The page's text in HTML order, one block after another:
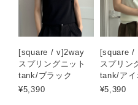
[square / v]2way
スプリングニット
tank/ブラック
¥5,390
[square /
スプリン
tank/アイ
¥5,390